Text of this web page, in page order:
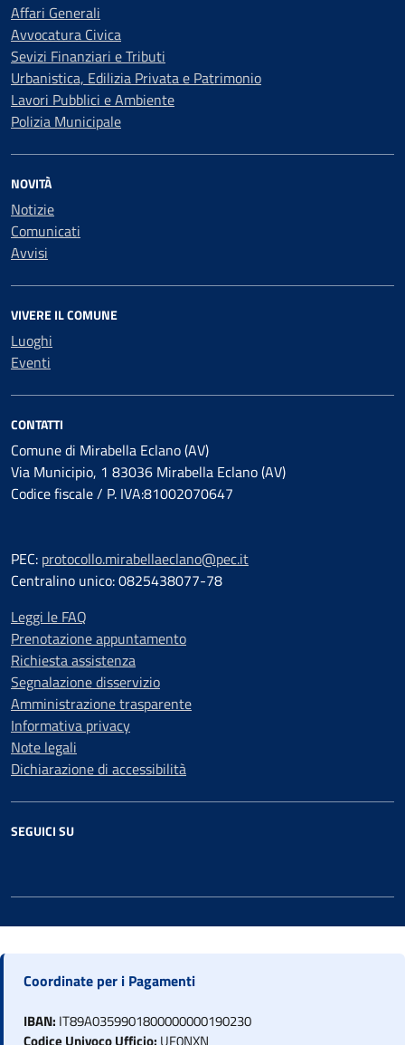
Affari Generali
Avvocatura Civica
Sevizi Finanziari e Tributi
Urbanistica, Edilizia Privata e Patrimonio
Lavori Pubblici e Ambiente
Polizia Municipale
NOVITÀ
Notizie
Comunicati
Avvisi
VIVERE IL COMUNE
Luoghi
Eventi
CONTATTI
Comune di Mirabella Eclano (AV)
Via Municipio, 1 83036 Mirabella Eclano (AV)
Codice fiscale / P. IVA:81002070647
PEC: protocollo.mirabellaeclano@pec.it
Centralino unico: 0825438077-78
Leggi le FAQ
Prenotazione appuntamento
Richiesta assistenza
Segnalazione disservizio
Amministrazione trasparente
Informativa privacy
Note legali
Dichiarazione di accessibilità
SEGUICI SU
Coordinate per i Pagamenti
IBAN: IT89A0359901800000000190230
Codice Univoco Ufficio: UF0NXN